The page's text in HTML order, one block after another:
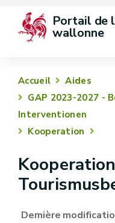
Portail de
wallonne
Accueil
Aides
GAP 2023-2027 -
Interventionen
Kooperation
Dernière